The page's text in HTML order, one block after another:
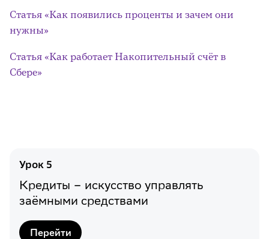
Статья «Как появились проценты и зачем они
нужны»
Статья «Как работает Накопительный счёт в
Сбере»
Урок 5
Кредиты – искусство управлять
заёмными средствами
Перейти